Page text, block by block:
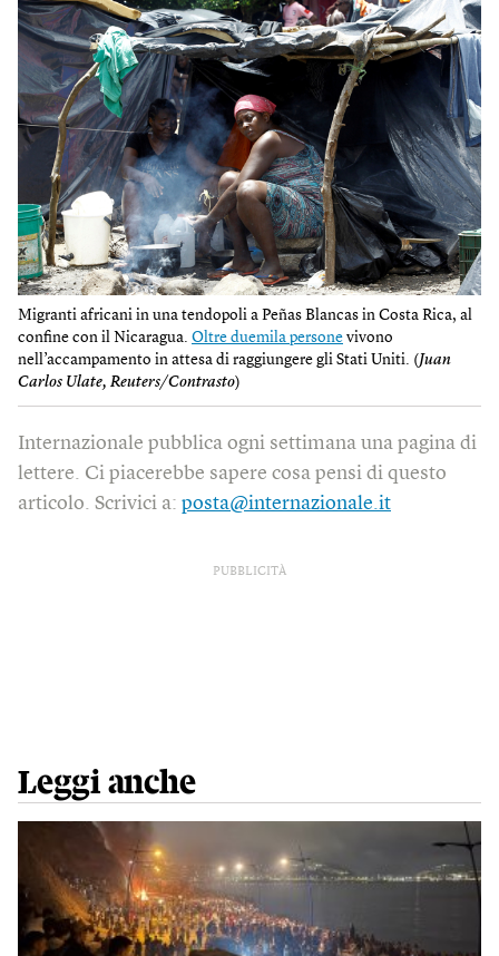
Migranti africani in una tendopoli a Peñas Blancas in Costa Rica, al
confine con il Nicaragua. Oltre duemila persone vivono
nell’accampamento in attesa di raggiungere gli Stati Uniti. (Juan
Carlos Ulate, Reuters/Contrasto)
Internazionale pubblica ogni settimana una pagina di
lettere. Ci piacerebbe sapere cosa pensi di questo
articolo. Scrivici a: posta@internazionale.it
PUBBLICITÀ
Leggi anche